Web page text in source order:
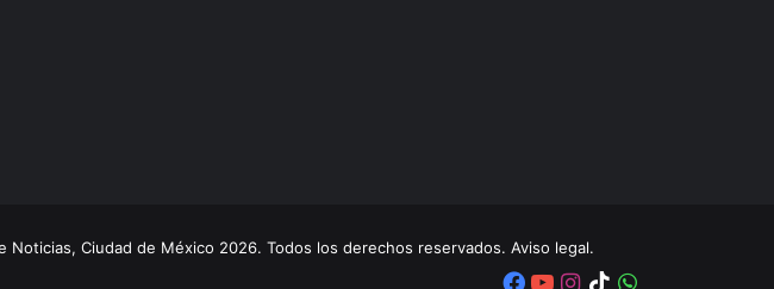
Noticias, Ciudad de México 2026. Todos los derechos reservados. Aviso legal.
Facebook
YouTube
Instagram
TikTok